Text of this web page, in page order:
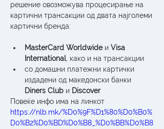
решение овозможува процесирање на
картични трансакции од двата најголеми
картични бренда:
MasterCard Worldwide и Visa
International, како и на трансакции
со домашни платежни картички
Diners Club и Discover
https://nlb.mk/%D0%9F%D1%80%D0%B0%
D0%B2%D0%BD%D0%B8_%D0%BB%D0%B8